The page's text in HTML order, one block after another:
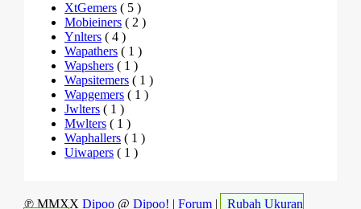
XtGemers ( 5 )
Mobieiners ( 2 )
Ynlters ( 4 )
Wapathers ( 1 )
Wapshers ( 1 )
Wapsitemers ( 1 )
Wapgemers ( 1 )
Jwlters ( 1 )
Mwlters ( 1 )
Waphallers ( 1 )
Uiwapers ( 1 )
℗ MMXX Dipoo @ Dipoo! | Forum |
Rubah Ukuran